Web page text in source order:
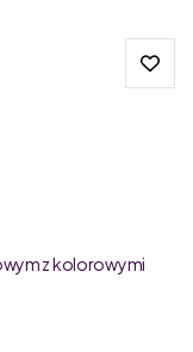
z kolorowymi